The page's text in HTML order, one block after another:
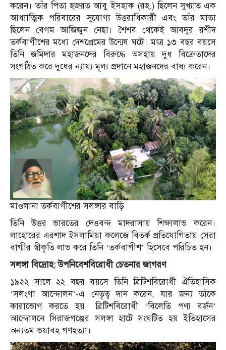
করেন। তাঁর পিতা হজরত আবু ইসহাক (রহ.) ছিলেন সুখ্যাত এক
আধ্যাত্মিক পরিবারের সুযোগ্য উত্তরাধিকারী এবং তাঁর মাতা
ছিলেন বেগম আজিজুন নেছা। শৈশব থেকেই আবদুর রশীদ
তর্কবাগীশের মধ্যে দেশপ্রেমের উন্মেষ ঘটে। মাত্র ১৩ বছর বয়সে
তিনি জমিদার মহাজনদের বিরুদ্ধে অসহায় দুধ বিক্রেতাদের
সংগঠিত করে দুধের ন্যায্য মূল্য প্রদানে মহাজনদের বাধ্য করেন।
মাওলানা তর্কবাগীশের সলঙ্গার বাড়ি
তিনি উত্তর ভারতের দেওবন্দ মাদরাসায় শিক্ষালাভ করেন।
লাহোরের এরশাদ ইসলামিয়া কলেজে বিতর্ক প্রতিযোগিতায় সেরা
বাগ্মীর স্বীকৃতি লাভ করে তিনি ‘তর্কবাগীশ’ হিসেবে পরিচিত হন।
সলঙ্গা বিদ্রোহ: উপনিবেশবিরোধী চেতনার জাগরণ
১৯২২ সালে ২২ বছর বয়সে তিনি ব্রিটিশবিরোধী ঐতিহাসিক
‘সলংগা আন্দোলন’-এ নেতৃত্ব দান করেন, যার জন্য তাঁকে
কারাভোগ করতে হয়। ব্রিটিশবিরোধী ‘বিলেতি পণ্য বর্জন’
আন্দোলনে সিরাজগঞ্জের সলঙ্গা হাটে সংঘটিত হয় ইতিহাসের
অন্যতম ভয়াবহ গণহত্যা।